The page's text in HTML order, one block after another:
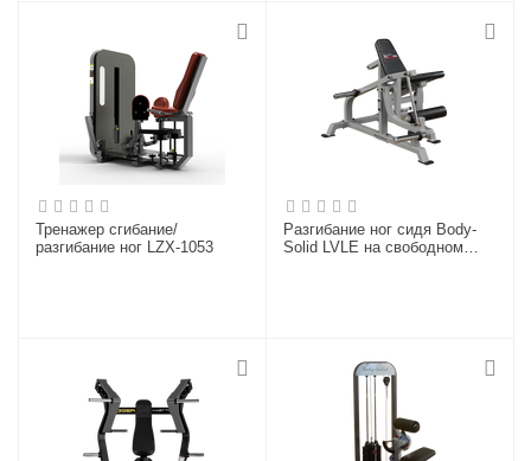
Тренажер сгибание/
разгибание ног LZX-1053
Разгибание ног сидя Body-
Solid LVLE на свободном